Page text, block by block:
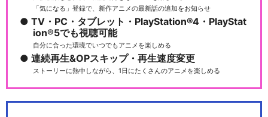
「気になる」登録で、新作アニメの最新話の追加をお知らせ
TV・PC・タブレット・PlayStation®4・PlayStat
ion®5でも視聴可能
自分に合った環境でいつでもアニメを楽しめる
連続再生&OPスキップ・再生速度変更
ストーリーに熱中しながら、1日にたくさんのアニメを楽しめる